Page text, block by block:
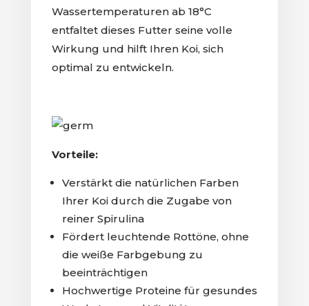
Wassertemperaturen ab 18°C
entfaltet dieses Futter seine volle
Wirkung und hilft Ihren Koi, sich
optimal zu entwickeln.
Vorteile:
Verstärkt die natürlichen Farben
Ihrer Koi durch die Zugabe von
reiner Spirulina
Fördert leuchtende Rottöne, ohne
die weiße Farbgebung zu
beeinträchtigen
Hochwertige Proteine für gesundes